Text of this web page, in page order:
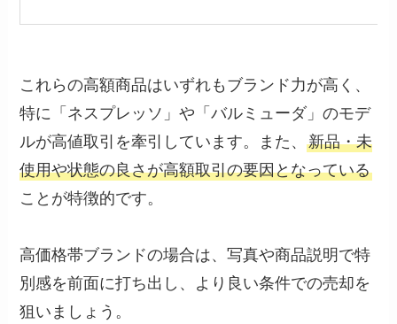
これらの高額商品はいずれもブランド力が高く、
特に「ネスプレッソ」や「バルミューダ」のモデ
ルが高値取引を牽引しています。また、新品・未
使用や状態の良さが高額取引の要因となっている
ことが特徴的です。
高価格帯ブランドの場合は、写真や商品説明で特
別感を前面に打ち出し、より良い条件での売却を
狙いましょう。